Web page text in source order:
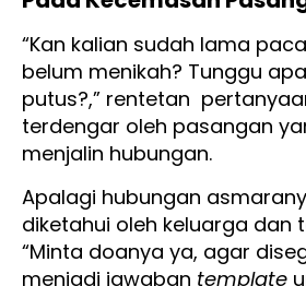
“Kan kalian sudah lama
belum menikah? Tunggu
putus?,” rentetan
terdengar oleh pasangan
menjalin hubungan.
Apalagi hubungan
diketahui oleh keluarga dan
“Minta doanya ya, agar
menjadi jawaban template